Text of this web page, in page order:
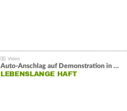
Auto-Anschlag auf Demonstration in München:
LEBENSLANGE HAFT